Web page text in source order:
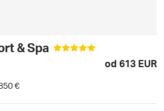
& Spa
od 613 EUR
€